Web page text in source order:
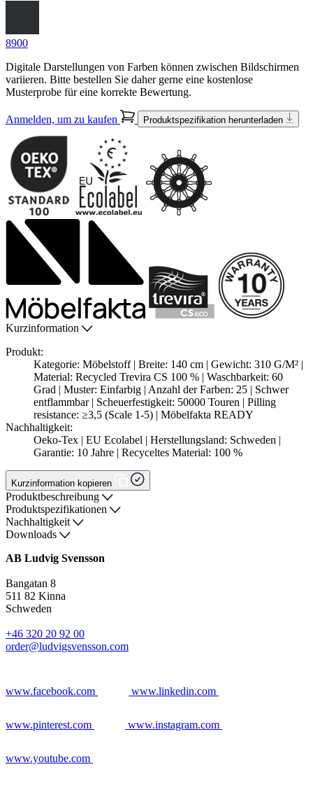
8900
Digitale Darstellungen von Farben können zwischen Bildschirmen
variieren. Bitte bestellen Sie daher gerne eine kostenlose
Musterprobe für eine korrekte Bewertung.
Anmelden, um zu kaufen Produktspezifikation herunterladen
Kurzinformation
Produkt:
Kategorie: Möbelstoff | Breite: 140 cm | Gewicht: 310 G/M² |
Material: Recycled Trevira CS 100 % | Waschbarkeit: 60
Grad | Muster: Einfarbig | Anzahl der Farben: 25 | Schwer
entflammbar | Scheuerfestigkeit: 50000 Touren | Pilling
resistance: ≥3,5 (Scale 1-5) | Möbelfakta READY
Nachhaltigkeit:
Oeko-Tex | EU Ecolabel | Herstellungsland: Schweden |
Garantie: 10 Jahre | Recyceltes Material: 100 %
Kurzinformation kopieren
Produktbeschreibung
Produktspezifikationen
Nachhaltigkeit
Downloads
AB Ludvig Svensson
Bangatan 8
511 82 Kinna
Schweden
+46 320 20 92 00
order@ludvigsvensson.com
www.facebook.com www.linkedin.com
www.pinterest.com www.instagram.com
www.youtube.com